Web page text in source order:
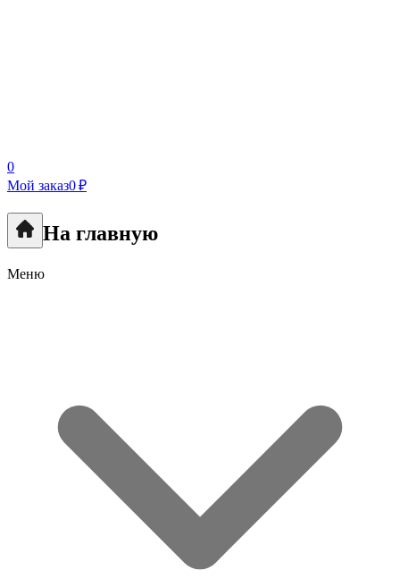
0
Мой заказ0 ₽
На главную
Меню